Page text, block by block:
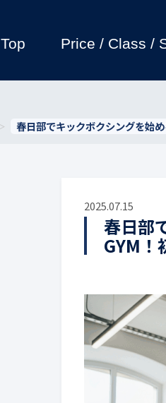
Top Price / Class /
春日部でキックボクシングを始
2025.07.15
春日部
GYM！